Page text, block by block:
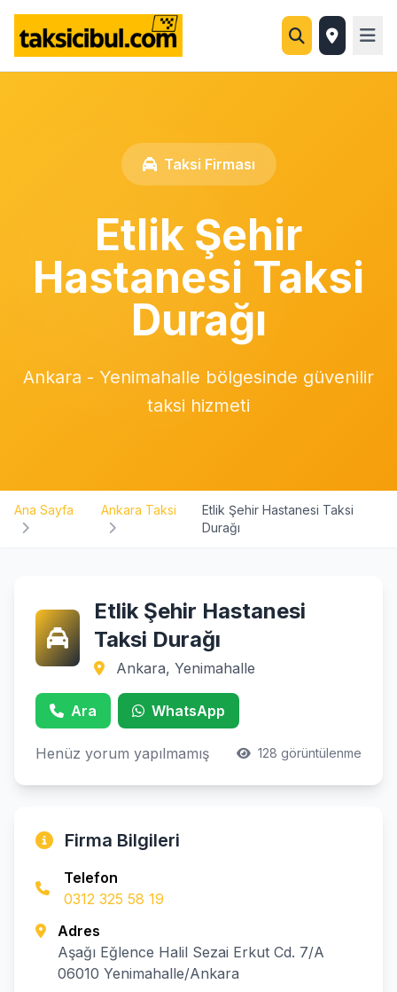
Taksi Firması
Etlik Şehir
Hastanesi Taksi
Durağı
Ankara - Yenimahalle bölgesinde güvenilir
taksi hizmeti
Ana Sayfa Ankara Taksi
Etlik Şehir Hastanesi Taksi
Durağı
Etlik Şehir Hastanesi
Taksi Durağı
Ankara, Yenimahalle
Ara WhatsApp
Henüz yorum yapılmamış 128 görüntülenme
Firma Bilgileri
Telefon
0312 325 58 19
Adres
Aşağı Eğlence Halil Sezai Erkut Cd. 7/A
06010 Yenimahalle/Ankara